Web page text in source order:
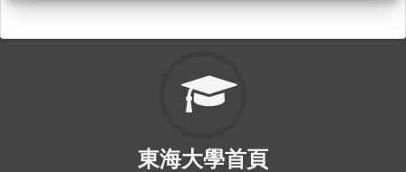
東海大學首頁